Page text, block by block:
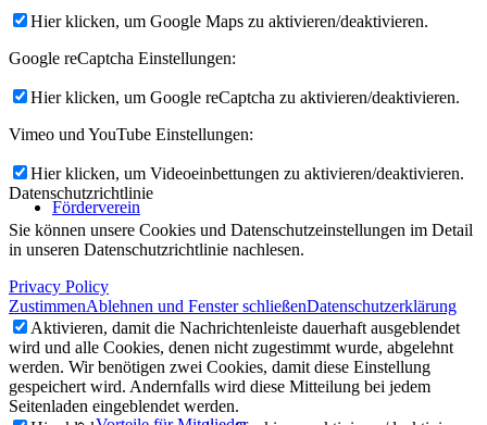
Förderverein
Hier klicken, um Google Maps zu aktivieren/deaktivieren.
Google reCaptcha Einstellungen:
Hier klicken, um Google reCaptcha zu aktivieren/deaktivieren.
Vimeo und YouTube Einstellungen:
Hier klicken, um Videoeinbettungen zu aktivieren/deaktivieren.
Datenschutzrichtlinie
Sie können unsere Cookies und Datenschutzeinstellungen im Detail
in unseren Datenschutzrichtlinie nachlesen.
Privacy Policy
ZustimmenAblehnen und Fenster schließenDatenschutzerklärung
Aktivieren, damit die Nachrichtenleiste dauerhaft ausgeblendet
wird und alle Cookies, denen nicht zugestimmt wurde, abgelehnt
werden. Wir benötigen zwei Cookies, damit diese Einstellung
gespeichert wird. Andernfalls wird diese Mitteilung bei jedem
Seitenladen eingeblendet werden.